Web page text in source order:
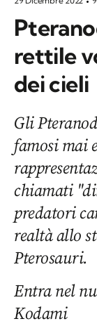
rettile
dei cieli
Gli
famosi mai
chiamati
predatori
realtà allo
Pterosauri.
Entra nel
Kodami